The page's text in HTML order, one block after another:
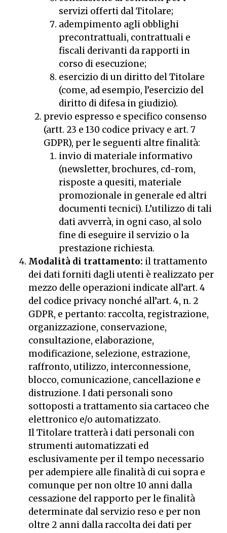
servizi offerti dal Titolare;
adempimento agli obblighi
precontrattuali, contrattuali e
fiscali derivanti da rapporti in
corso di esecuzione;
esercizio di un diritto del Titolare
(come, ad esempio, l’esercizio del
diritto di difesa in giudizio).
previo espresso e specifico consenso
(artt. 23 e 130 codice privacy e art. 7
GDPR), per le seguenti altre finalità:
invio di materiale informativo
(newsletter, brochures, cd-rom,
risposte a quesiti, materiale
promozionale in generale ed altri
documenti tecnici). L’utilizzo di tali
dati avverrà, in ogni caso, al solo
fine di eseguire il servizio o la
prestazione richiesta.
Modalità di trattamento: il trattamento
dei dati forniti dagli utenti è realizzato per
mezzo delle operazioni indicate all’art. 4
del codice privacy nonché all’art. 4, n. 2
GDPR, e pertanto: raccolta, registrazione,
organizzazione, conservazione,
consultazione, elaborazione,
modificazione, selezione, estrazione,
raffronto, utilizzo, interconnessione,
blocco, comunicazione, cancellazione e
distruzione. I dati personali sono
sottoposti a trattamento sia cartaceo che
elettronico e/o automatizzato.
Il Titolare tratterà i dati personali con
strumenti automatizzati ed
esclusivamente per il tempo necessario
per adempiere alle finalità di cui sopra e
comunque per non oltre 10 anni dalla
cessazione del rapporto per le finalità
determinate dal servizio reso e per non
oltre 2 anni dalla raccolta dei dati per